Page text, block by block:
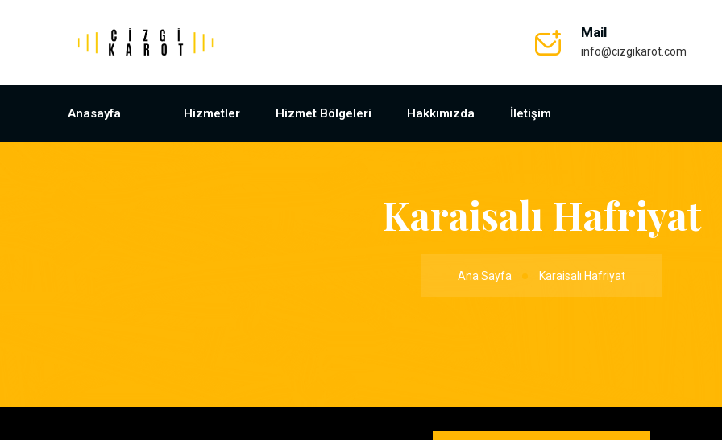
Mail
info@cizgikarot.com
Anasayfa Hizmetler Hizmet Bölgeleri Hakkımızda İletişim
Karaisalı Hafriyat
Ana Sayfa Karaisalı Hafriyat